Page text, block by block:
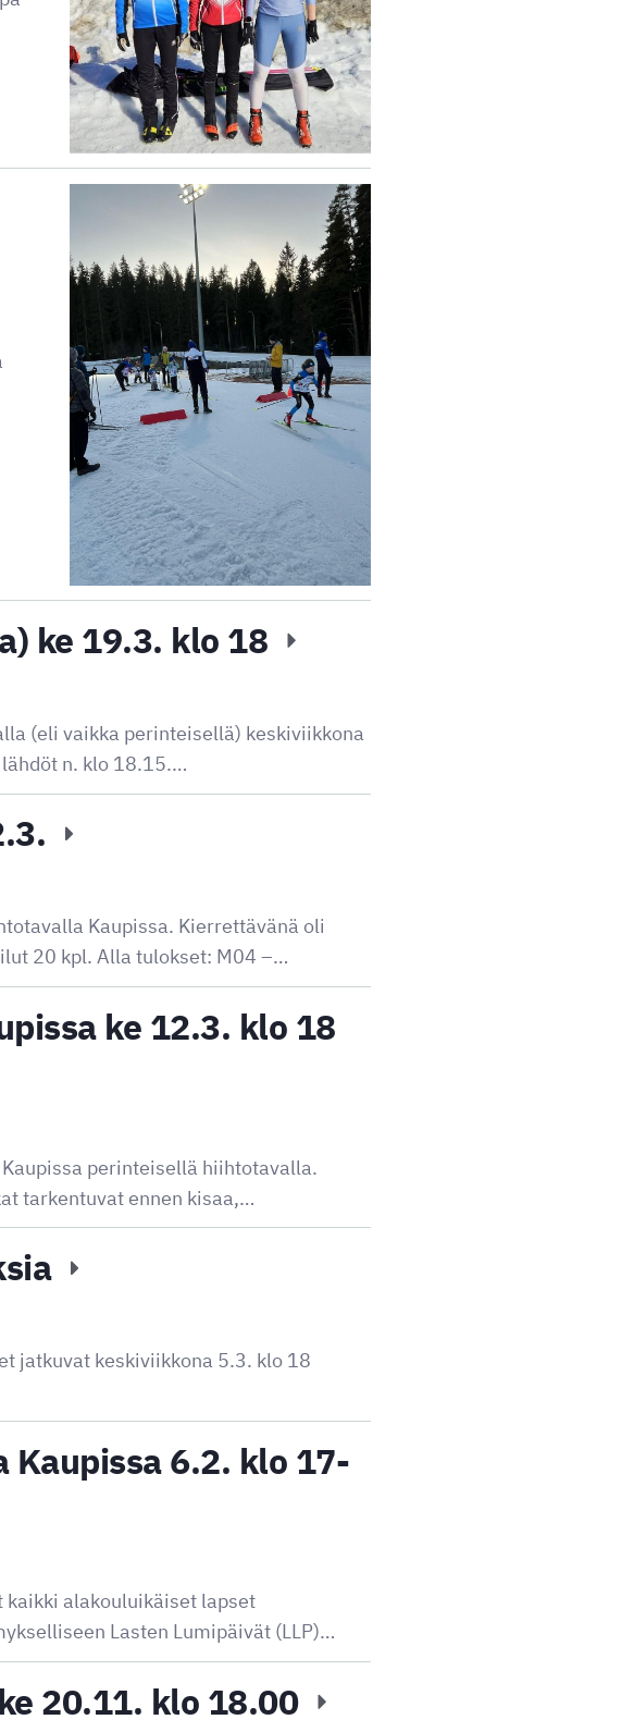
ke 19.3. klo 18
(eli vaikka perinteisellä) keskiviikkona
n. klo 18.15.…
Kaupissa. Kierrettävänä oli
20 kpl. Alla tulokset: M04 –…
ke 12.3. klo 18
perinteisellä hiihtotavalla.
tarkentuvat ennen kisaa,…
jatkuvat keskiviikkona 5.3. klo 18
6.2. klo 17-
alakouluikäiset lapset
Lasten Lumipäivät (LLP)…
20.11. klo 18.00